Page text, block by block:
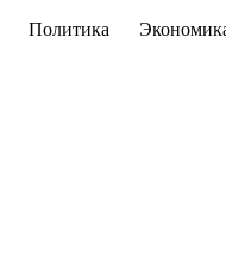
Политика